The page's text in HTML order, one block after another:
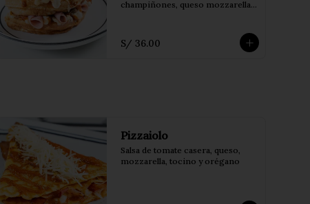
champiñones, queso mozzarella,
S/ 36.00
Pizzaiolo
Salsa de tomate casera, queso,
mozzarella, tocino y orégano